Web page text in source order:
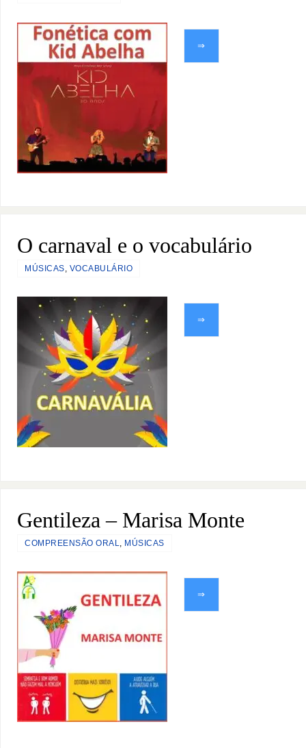
⇒
O carnaval e o vocabulário
MÚSICAS, VOCABULÁRIO
⇒
Gentileza – Marisa Monte
COMPREENSÃO ORAL, MÚSICAS
⇒